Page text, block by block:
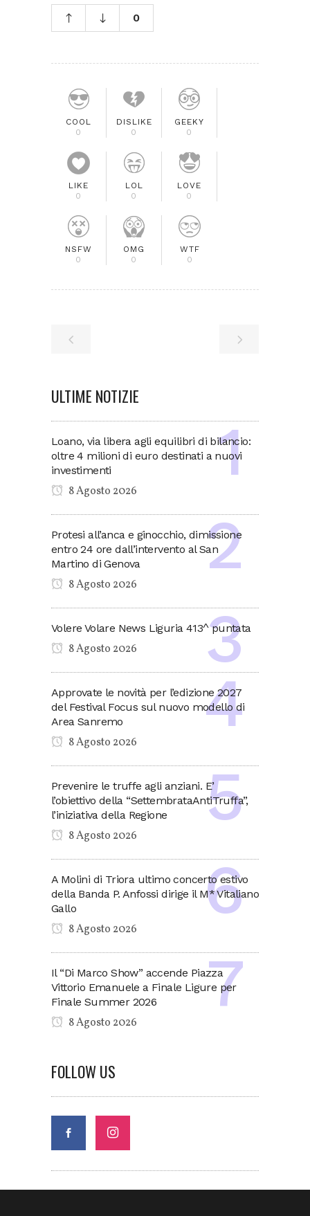
0
COOL
0
DISLIKE
0
GEEKY
0
LIKE
0
LOL
0
LOVE
0
NSFW
0
OMG
0
WTF
0
ULTIME NOTIZIE
Loano, via libera agli equilibri di bilancio:
oltre 4 milioni di euro destinati a nuovi
investimenti
8 Agosto 2026
Protesi all’anca e ginocchio, dimissione
entro 24 ore dall’intervento al San
Martino di Genova
8 Agosto 2026
Volere Volare News Liguria 413^ puntata
8 Agosto 2026
Approvate le novità per l’edizione 2027
del Festival Focus sul nuovo modello di
Area Sanremo
8 Agosto 2026
Prevenire le truffe agli anziani. E’
l’obiettivo della “SettembrataAntiTruffa”,
l’iniziativa della Regione
8 Agosto 2026
A Molini di Triora ultimo concerto estivo
della Banda P. Anfossi dirige il M* Vitaliano
Gallo
8 Agosto 2026
Il “Di Marco Show” accende Piazza
Vittorio Emanuele a Finale Ligure per
Finale Summer 2026
8 Agosto 2026
FOLLOW US